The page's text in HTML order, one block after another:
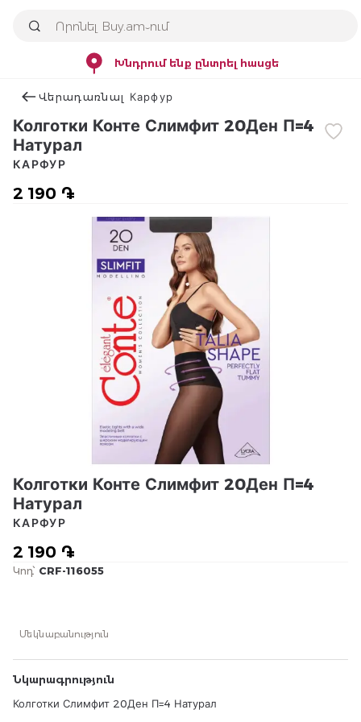
Խնդրում ենք ընտրել հասցե
Վերադառնալ Карфур
Колготки Конте Слимфит 20Ден П=4
Натурал
2 190 ֏
КАРФУР
Колготки Конте Слимфит 20Ден П=4
Натурал
2 190 ֏
КАРФУР
Կոդ՝ CRF-116055
Մեկնաբանություն
Նկարագրություն
Колготки Слимфит 20Ден П=4 Натурал